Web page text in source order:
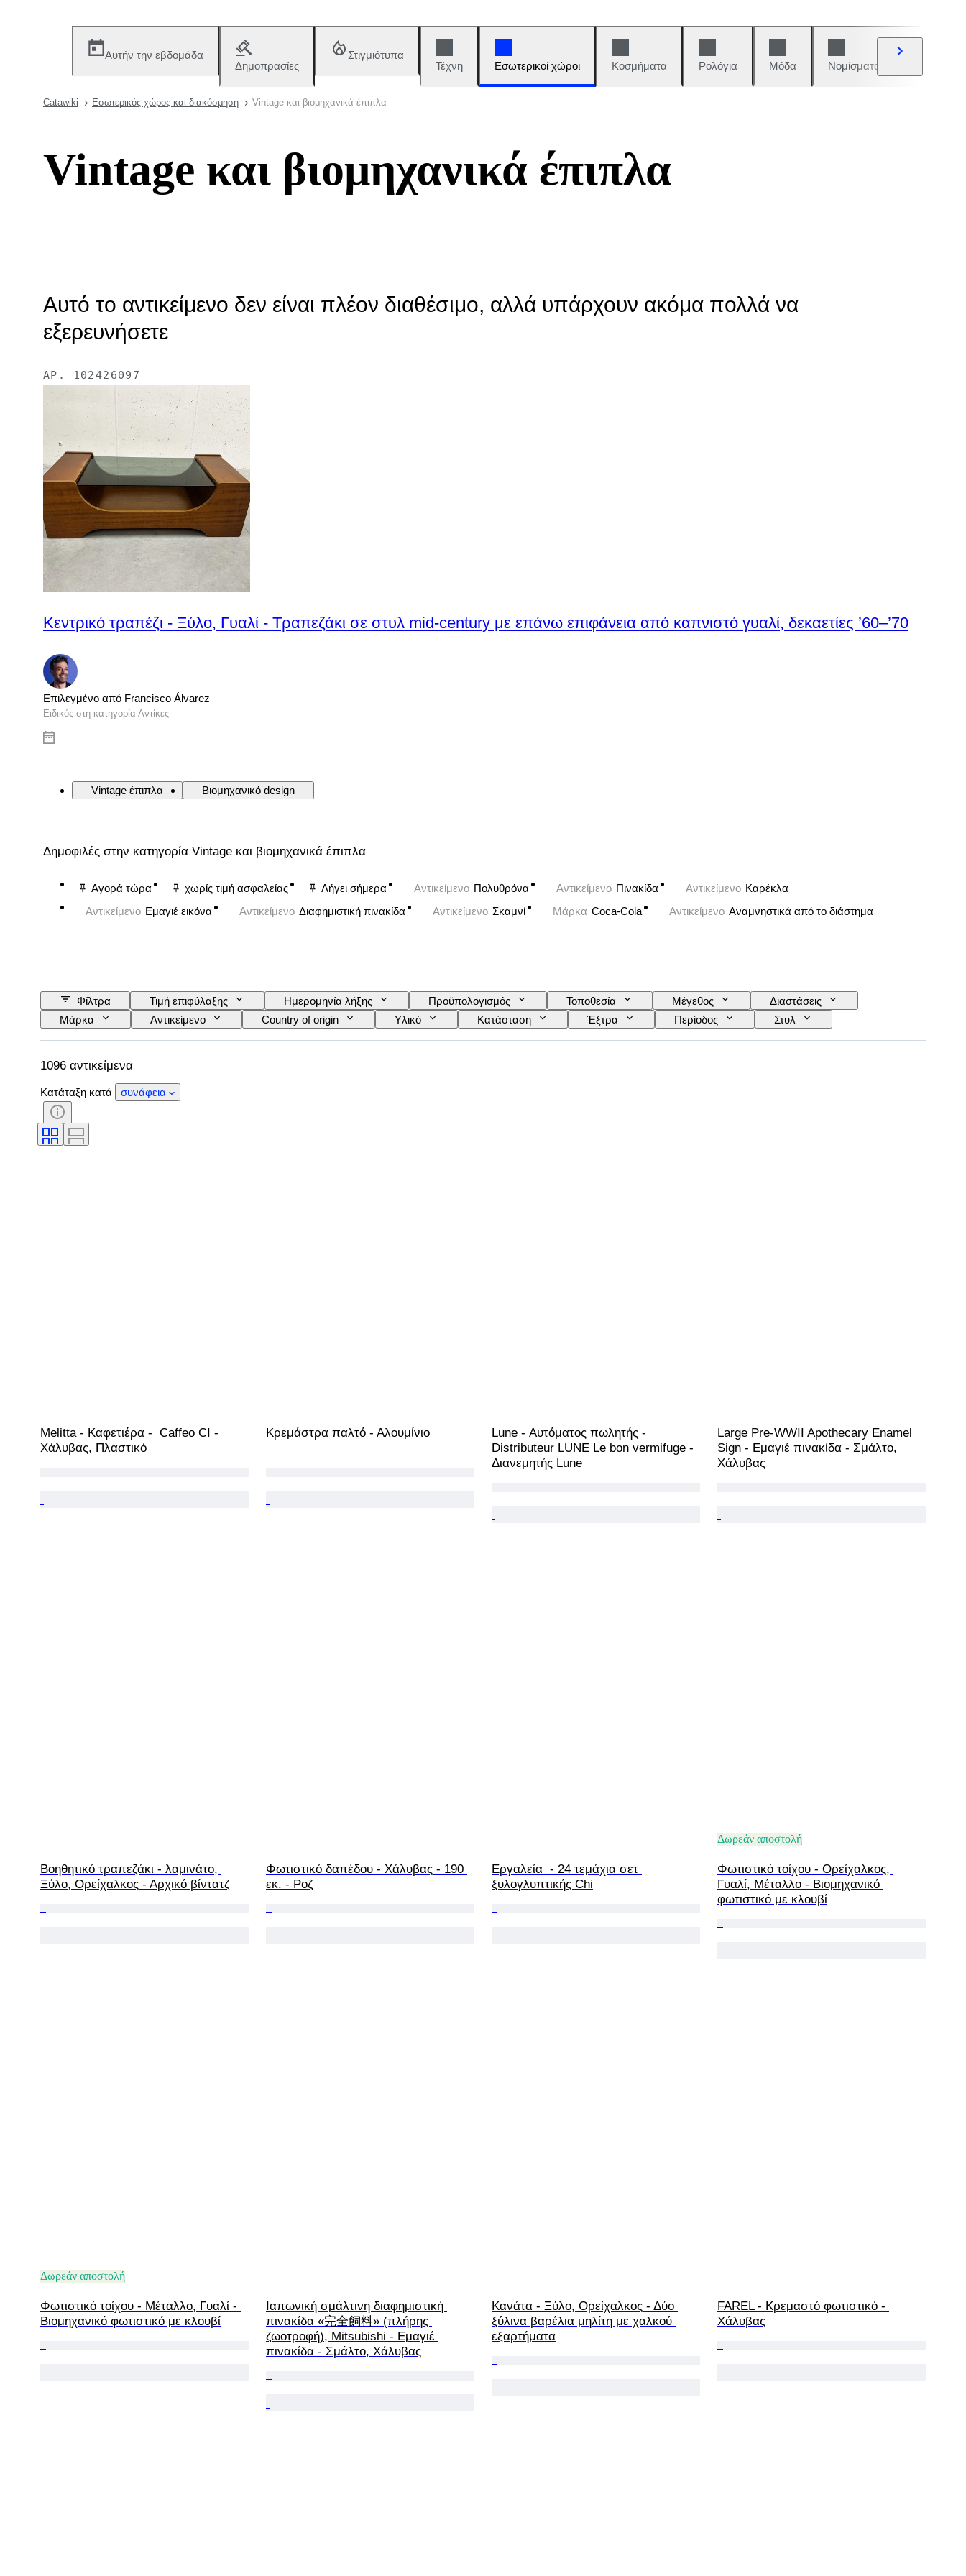
Αυτήν την εβδομάδα
Δημοπρασίες
Στιγμιότυπα
Τέχνη
Εσωτερικοί χώροι Κοσμήματα Ρολόγια Μόδα Νομίσματα και
Catawiki Εσωτερικός χώρος και διακόσμηση Vintage και βιομηχανικά έπιπλα
Vintage και βιομηχανικά έπιπλα
Αυτό το αντικείμενο δεν είναι πλέον διαθέσιμο, αλλά υπάρχουν ακόμα πολλά να
εξερευνήσετε
ΑΡ. 102426097
Κεντρικό τραπέζι - Ξύλο, Γυαλί - Τραπεζάκι σε στυλ mid-century με επάνω επιφάνεια από καπνιστό γυαλί, δεκαετίες ’60–’70
Επιλεγμένο από Francisco Álvarez
Ειδικός στη κατηγορία Αντίκες
Vintage έπιπλα Βιομηχανικό design
Δημοφιλές στην κατηγορία Vintage και βιομηχανικά έπιπλα
Αγορά τώρα χωρίς τιμή ασφαλείας Λήγει σήμερα Αντικείμενο Πολυθρόνα Αντικείμενο Πινακίδα Αντικείμενο Καρέκλα
Αντικείμενο Εμαγιέ εικόνα Αντικείμενο Διαφημιστική πινακίδα Αντικείμενο Σκαμνί Μάρκα Coca-Cola Αντικείμενο Αναμνηστικά από το διάστημα
Φίλτρα Τιμή επιφύλαξης Ημερομηνία λήξης Προϋπολογισμός Τοποθεσία Μέγεθος
Διαστάσεις
Μάρκα
Αντικείμενο Country of origin Υλικό Κατάσταση Έξτρα Περίοδος
Στυλ
Υπογραφή
Έκδοση Χρώμα Κίνηση ρολογιού Τύπος ρολογιού Πωλείται από
Striking
1096 αντικείμενα
Κατάταξη κατά συνάφεια
Melitta - Καφετιέρα -  Caffeo CI -
Χάλυβας, Πλαστικό
Κρεμάστρα παλτό - Αλουμίνιο
Lune - Αυτόματος πωλητής -
Distributeur LUNE Le bon vermifuge -
Διανεμητής Lune
Large Pre-WWII Apothecary Enamel
Sign - Εμαγιέ πινακίδα - Σμάλτο,
Χάλυβας
Βοηθητικό τραπεζάκι - λαμινάτο,
Ξύλο, Ορείχαλκος - Αρχικό βίντατζ
Φωτιστικό δαπέδου - Χάλυβας - 190
εκ. - Ροζ
Εργαλεία  - 24 τεμάχια σετ
ξυλογλυπτικής Chi
Δωρεάν αποστολή
Φωτιστικό τοίχου - Ορείχαλκος,
Γυαλί, Μέταλλο - Βιομηχανικό
φωτιστικό με κλουβί
Δωρεάν αποστολή
Φωτιστικό τοίχου - Μέταλλο, Γυαλί -
Βιομηχανικό φωτιστικό με κλουβί
Ιαπωνική σμάλτινη διαφημιστική
πινακίδα «完全飼料» (πλήρης
ζωοτροφή), Mitsubishi - Εμαγιέ
πινακίδα - Σμάλτο, Χάλυβας
Κανάτα - Ξύλο, Ορείχαλκος - Δύο
ξύλινα βαρέλια μηλίτη με χαλκού
εξαρτήματα
FAREL - Κρεμαστό φωτιστικό -
Χάλυβας